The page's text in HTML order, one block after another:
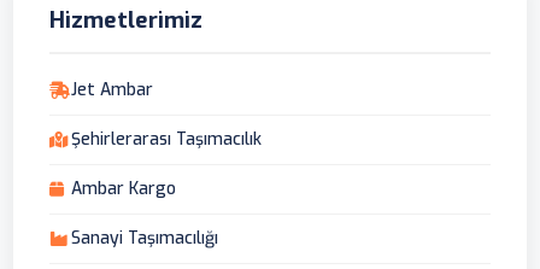
Hizmetlerimiz
Jet Ambar
Şehirlerarası Taşımacılık
Ambar Kargo
Sanayi Taşımacılığı